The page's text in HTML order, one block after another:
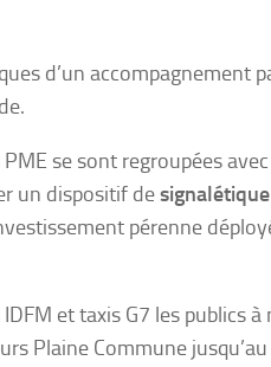
d’un accompagnement
se sont regroupées
un dispositif designalétique
pérenne
et taxis G7 les publics à
Plaine Commune jusqu’au